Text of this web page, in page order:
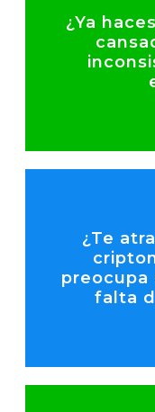
¿Ya
¿Te
preocupa
falta
en